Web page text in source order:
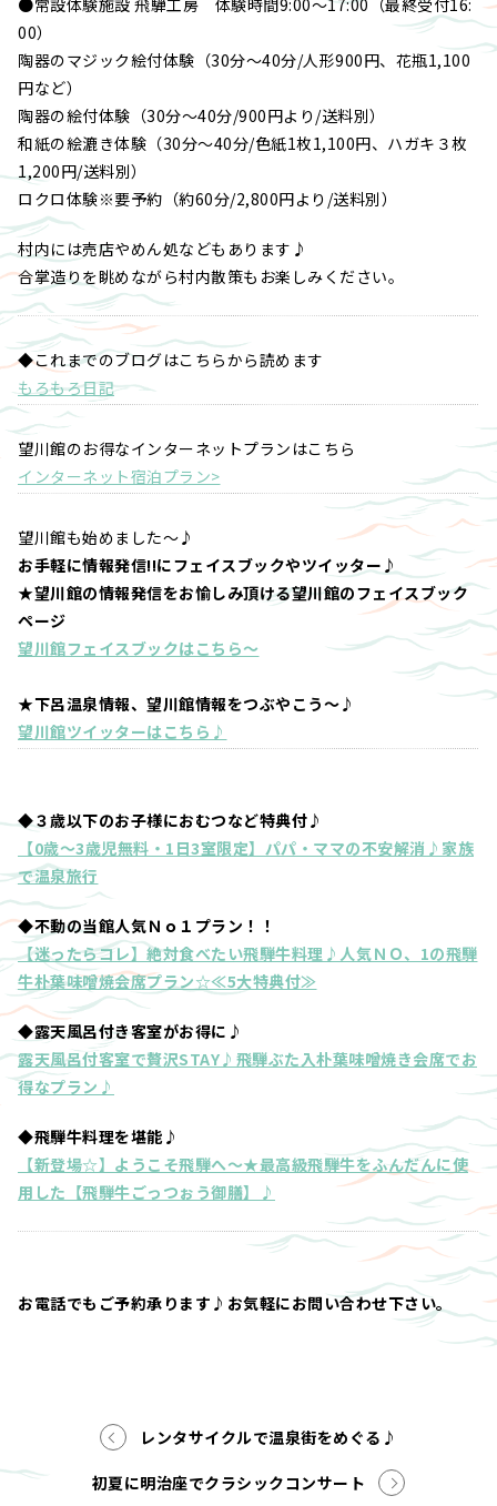
●常設体験施設 飛騨工房 体験時間9:00～17:00（最終受付16:
00）
陶器のマジック絵付体験（30分～40分/人形900円、花瓶1,100
円など）
陶器の絵付体験（30分～40分/900円より/送料別）
和紙の絵漉き体験（30分～40分/色紙1枚1,100円、ハガキ３枚
1,200円/送料別）
ロクロ体験※要予約（約60分/2,800円より/送料別）
村内には売店やめん処などもあります♪
合掌造りを眺めながら村内散策もお楽しみください。
◆これまでのブログはこちらから読めます
もろもろ日記
望川館のお得なインターネットプランはこちら
インターネット宿泊プラン>
望川館も始めました～♪
お手軽に情報発信!!にフェイスブックやツイッター♪
★望川館の情報発信をお愉しみ頂ける望川館のフェイスブック
ページ
望川館フェイスブックはこちら～
★下呂温泉情報、望川館情報をつぶやこう～♪
望川館ツイッターはこちら♪
◆３歳以下のお子様におむつなど特典付♪
【0歳～3歳児無料・1日3室限定】パパ・ママの不安解消♪家族
で温泉旅行
◆不動の当館人気Ｎｏ１プラン！！
【迷ったらコレ】絶対食べたい飛騨牛料理♪人気ＮＯ、1の飛騨
牛朴葉味噌焼会席プラン☆≪5大特典付≫
◆露天風呂付き客室がお得に♪
露天風呂付客室で贅沢STAY♪飛騨ぶた入朴葉味噌焼き会席でお
得なプラン♪
◆飛騨牛料理を堪能♪
【新登場☆】ようこそ飛騨へ～★最高級飛騨牛をふんだんに使
用した【飛騨牛ごっつぉう御膳】♪
お電話でもご予約承ります♪お気軽にお問い合わせ下さい。
レンタサイクルで温泉街をめぐる♪
初夏に明治座でクラシックコンサート